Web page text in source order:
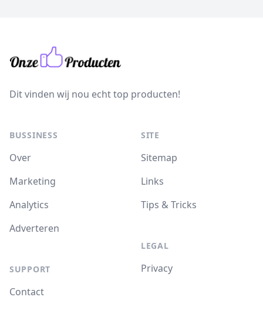
Dit vinden wij nou echt top producten!
BUSSINESS
Over
Marketing
Analytics
Adverteren
SUPPORT
Contact
SITE
Sitemap
Links
Tips & Tricks
LEGAL
Privacy